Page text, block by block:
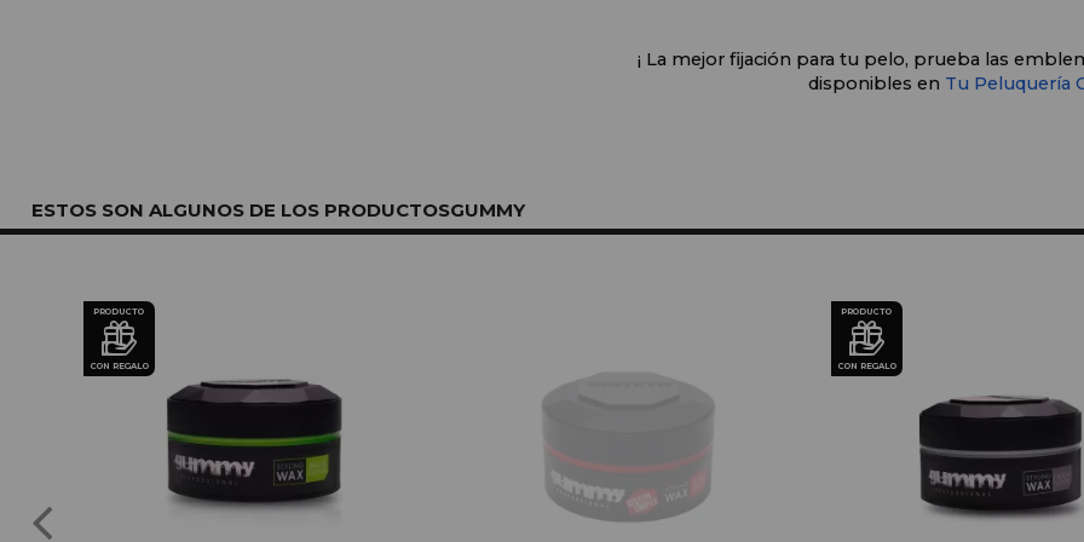
¡ La mejor fijación para tu pelo, prueba las
disponibles en Tu Peluquería
ESTOS SON ALGUNOS DE LOS PRODUCTOSGUMMY
PRODUCTO
CON REGALO
PRODUCTO
CON REGALO